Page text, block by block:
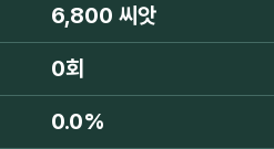
6,800 씨앗
0회
0.0%